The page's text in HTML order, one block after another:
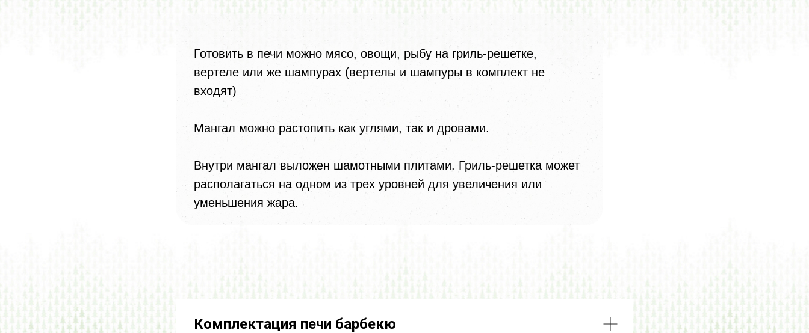
Готовить в печи можно мясо, овощи, рыбу на гриль-решетке,
вертеле или же шампурах (вертелы и шампуры в комплект не
входят)
Мангал можно растопить как углями, так и дровами.
Внутри мангал выложен шамотными плитами. Гриль-решетка может
располагаться на одном из трех уровней для увеличения или
уменьшения жара.
Комплектация печи барбекю